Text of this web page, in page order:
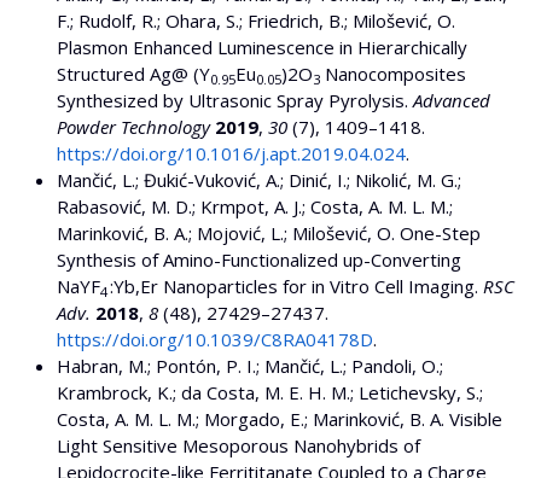
F.; Rudolf, R.; Ohara, S.; Friedrich, B.; Milošević, O.
Plasmon Enhanced Luminescence in Hierarchically
Structured Ag@ (Y0.95Eu0.05)2O3 Nanocomposites
Synthesized by Ultrasonic Spray Pyrolysis.Advanced
Powder Technology 2019, 30 (7), 1409–1418.
https://doi.org/10.1016/j.apt.2019.04.024.
Mančić, L.; Đukić-Vuković, A.; Dinić, I.; Nikolić, M. G.;
Rabasović, M. D.; Krmpot, A. J.; Costa, A. M. L. M.;
Marinković, B. A.; Mojović, L.; Milošević, O. One-Step
Synthesis of Amino-Functionalized up-Converting
NaYF4:Yb,Er Nanoparticles for in Vitro Cell Imaging. RSC
Adv. 2018, 8 (48), 27429–27437.
https://doi.org/10.1039/C8RA04178D.
Habran, M.; Pontón, P. I.; Mančić, L.; Pandoli, O.;
Krambrock, K.; da Costa, M. E. H. M.; Letichevsky, S.;
Costa, A. M. L. M.; Morgado, E.; Marinković, B. A. Visible
Light Sensitive Mesoporous Nanohybrids of
Lepidocrocite-like Ferrititanate Coupled to a Charge